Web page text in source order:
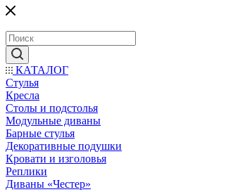
КАТАЛОГ
Стулья
Кресла
Столы и подстолья
Модульные диваны
Барные стулья
Декоративные подушки
Кровати и изголовья
Реплики
Диваны «Честер»